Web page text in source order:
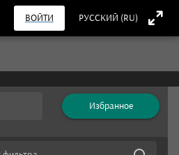
ВОЙТИ РУССКИЙ (RU)
Избранное